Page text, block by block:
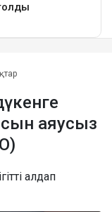
аяусыз
алдап